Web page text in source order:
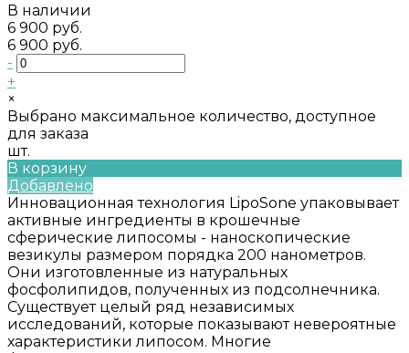
В наличии
6 900 руб.
6 900 руб.
-
+
×
Выбрано максимальное количество, доступное
для заказа
шт.
В корзину
Добавлено
Инновационная технология LipoSone упаковывает
активные ингредиенты в крошечные
сферические липосомы - наноскопические
везикулы размером порядка 200 нанометров.
Они изготовленные из натуральных
фосфолипидов, полученных из подсолнечника.
Существует целый ряд независимых
исследований, которые показывают невероятные
характеристики липосом. Многие